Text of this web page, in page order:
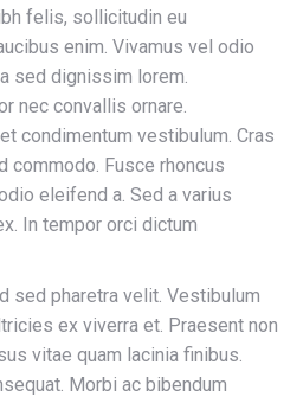
felis, sollicitudin eu
enim. Vivamus vel odio
sed dignissim lorem.
nec convallis ornare.
condimentum vestibulum. Cras
Fusce rhoncus
eleifend a. Sed a varius
In tempor orci dictum
sed pharetra velit. Vestibulum
ex viverra et. Praesent non
vitae quam lacinia finibus.
Morbi ac bibendum